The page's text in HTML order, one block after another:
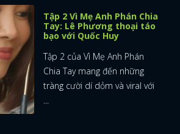
Tập 2 Vì Mẹ Anh Phán Chia
Tay: Lê Phương thoại táo
bạo với Quốc Huy
Tập 2 của Vì Mẹ Anh Phán
Chia Tay mang đến những
tràng cười dí dỏm và viral với